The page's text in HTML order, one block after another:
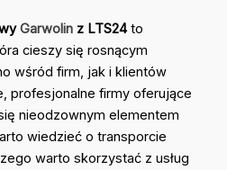
Garwolin z LTS24to
cieszy się rosnącym
wśród firm, jak i klientów
profesjonalne firmy oferujące
nieodzownym elementem
wiedzieć o transporcie
warto skorzystać z usług